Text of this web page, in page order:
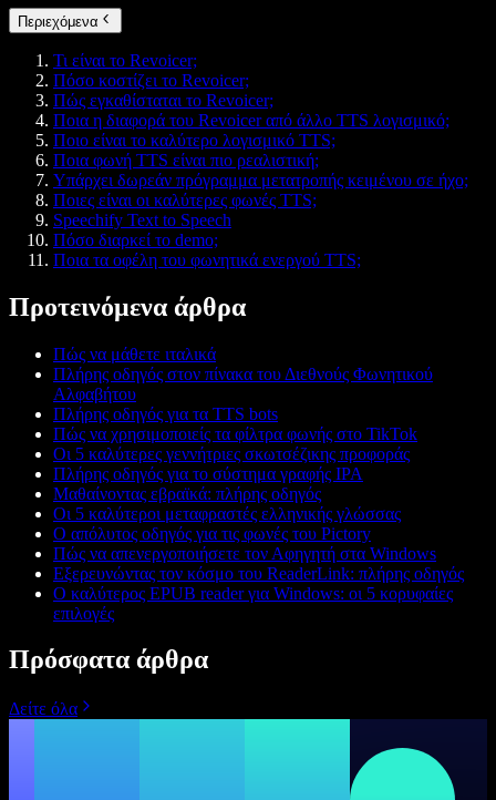
Περιεχόμενα
Τι είναι το Revoicer;
Πόσο κοστίζει το Revoicer;
Πώς εγκαθίσταται το Revoicer;
Ποια η διαφορά του Revoicer από άλλο TTS λογισμικό;
Ποιο είναι το καλύτερο λογισμικό TTS;
Ποια φωνή TTS είναι πιο ρεαλιστική;
Υπάρχει δωρεάν πρόγραμμα μετατροπής κειμένου σε ήχο;
Ποιες είναι οι καλύτερες φωνές TTS;
Speechify Text to Speech
Πόσο διαρκεί το demo;
Ποια τα οφέλη του φωνητικά ενεργού TTS;
Προτεινόμενα άρθρα
Πώς να μάθετε ιταλικά
Πλήρης οδηγός στον πίνακα του Διεθνούς Φωνητικού
Αλφαβήτου
Πλήρης οδηγός για τα TTS bots
Πώς να χρησιμοποιείς τα φίλτρα φωνής στο TikTok
Οι 5 καλύτερες γεννήτριες σκωτσέζικης προφοράς
Πλήρης οδηγός για το σύστημα γραφής IPA
Μαθαίνοντας εβραϊκά: πλήρης οδηγός
Οι 5 καλύτεροι μεταφραστές ελληνικής γλώσσας
Ο απόλυτος οδηγός για τις φωνές του Pictory
Πώς να απενεργοποιήσετε τον Αφηγητή στα Windows
Εξερευνώντας τον κόσμο του ReaderLink: πλήρης οδηγός
Ο καλύτερος EPUB reader για Windows: οι 5 κορυφαίες
επιλογές
Πρόσφατα άρθρα
Δείτε όλα